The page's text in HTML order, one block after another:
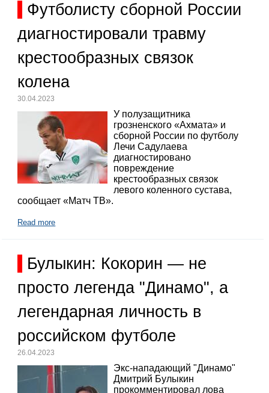
Футболисту сборной России
диагностировали травму
крестообразных связок
колена
30.04.2023
У полузащитника
грозненского «Ахмата» и
сборной России по футболу
Лечи Садулаева
диагностировано
повреждение
крестообразных связок
левого коленного сустава,
сообщает «Матч ТВ».
Read more
Булыкин: Кокорин — не
просто легенда "Динамо", а
легендарная личность в
российском футболе
26.04.2023
Экс-нападающий "Динамо"
Дмитрий Булыкин
прокомментировал лова